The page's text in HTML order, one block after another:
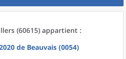
(60615) appartient :
de Beauvais (0054)